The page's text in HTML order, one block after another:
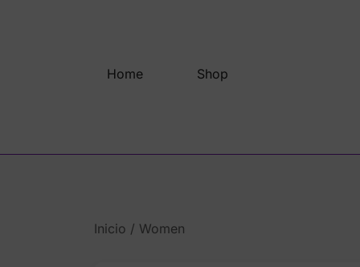
Home
Shop
Inicio / Women